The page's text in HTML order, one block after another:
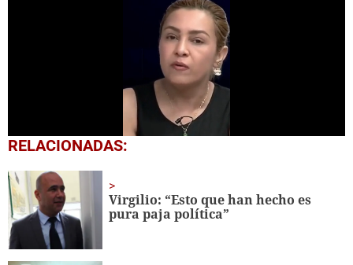
0
seconds
1
minute,
54
seconds
RELACIONADAS:
Virgilio: “Esto que han hecho es
pura paja política”